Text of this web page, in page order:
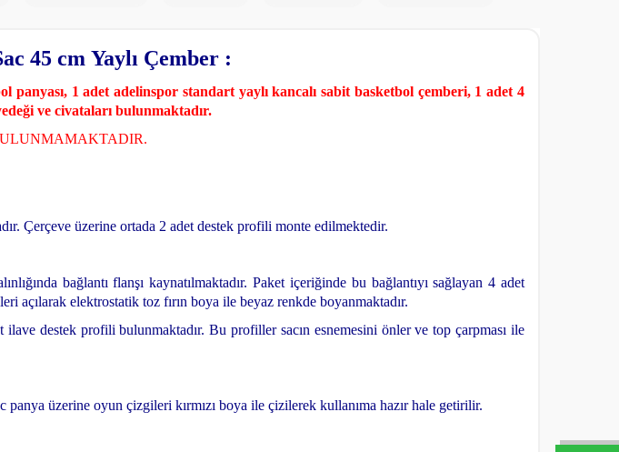
45 cm Yaylı Çember :
1 adet adelinspor standart yaylı kancalı sabit basketbol çemberi, 1 adet 4
ve civataları bulunmaktadır.
Çerçeve üzerine ortada 2 adet destek profili monte edilmektedir.
bağlantı flanşı kaynatılmaktadır. Paket içeriğinde bu bağlantıyı sağlayan 4 adet
açılarak elektrostatik toz fırın boya ile beyaz renkde boyanmaktadır.
destek profili bulunmaktadır. Bu profiller sacın esnemesini önler ve top çarpması ile
panya üzerine oyun çizgileri kırmızı boya ile çizilerek kullanıma hazır hale getirilir.